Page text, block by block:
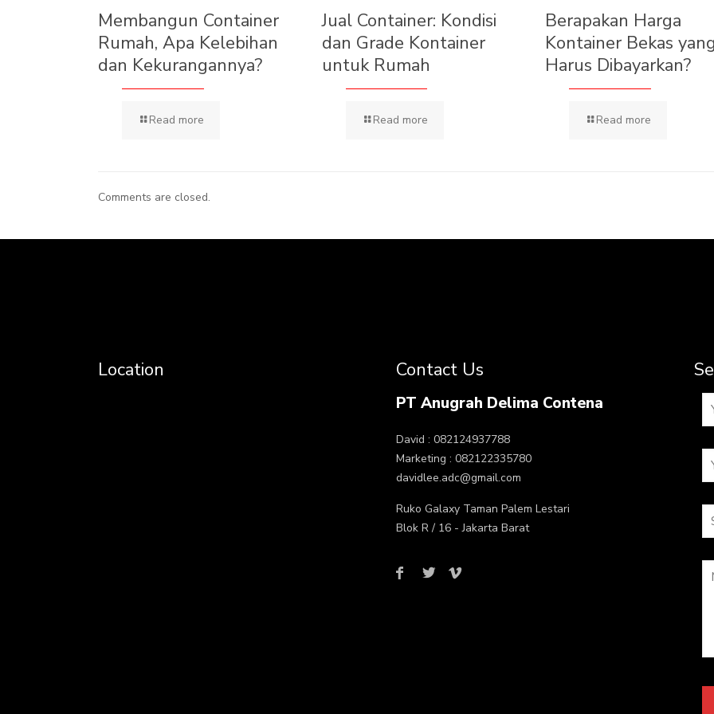
Membangun Container
Rumah, Apa Kelebihan
dan Kekurangannya?
Read more
Jual Container: Kondisi
dan Grade Kontainer
untuk Rumah
Read more
Berapakan Harga
Kontainer Bekas
Harus Dibayarkan?
Read more
Comments are closed.
Location Contact Us
PT Anugrah Delima Contena
David : 082124937788
Marketing : 082122335780
davidlee.adc@gmail.com
Ruko Galaxy Taman Palem Lestari
Blok R / 16 - Jakarta Barat